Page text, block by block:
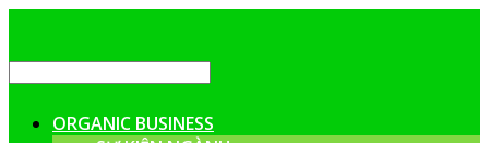
ORGANIC BUSINESS